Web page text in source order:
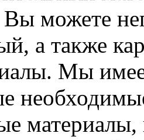
можете
а также
Мы
материалы,